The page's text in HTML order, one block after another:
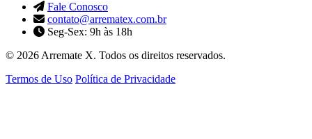
Fale Conosco
contato@arrematex.com.br
Seg-Sex: 9h às 18h
© 2026 Arremate X. Todos os direitos reservados.
Termos de Uso Política de Privacidade